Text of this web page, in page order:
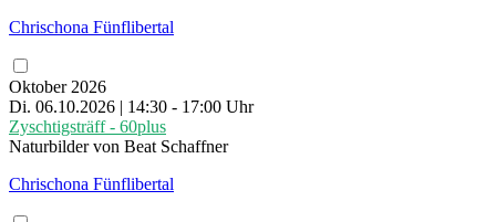
Chrischona Fünflibertal
Oktober 2026
Di. 06.10.2026 | 14:30 - 17:00 Uhr
Zyschtigsträff - 60plus
Naturbilder von Beat Schaffner
Chrischona Fünflibertal